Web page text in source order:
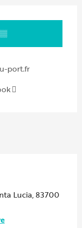
port.fr
Lucia, 83700